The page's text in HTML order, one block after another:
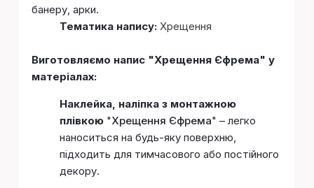
банеру, арки.
Тематика напису: Хрещення
Виготовляємо напис "Хрещення Єфрема" у
матеріалах:
Наклейка, наліпка з монтажною
плівкою"Хрещення Єфрема" – легко
наноситься на будь-яку поверхню,
підходить для тимчасового або постійного
декору.